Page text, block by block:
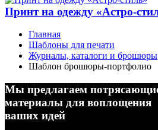
Принт на одежду «Астро-
Главная
Шаблоны для печати
Журналы, каталоги и брошюры
Шаблон брошюры-портфолио
Мы предлагаем
материалы для воплощения
ваших идей